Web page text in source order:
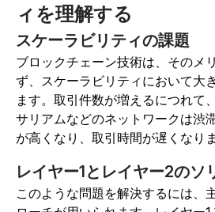
ィを理解する
スケーラビリティの課題
ブロックチェーン技術は、そのメ
ず、スケーラビリティにおいて大
ます。取引件数が増えるにつれて
サリアムなどのネットワークは渋
が高くなり、取引時間が遅くなりま
レイヤー1とレイヤー2のソ
このような問題を解決するには、